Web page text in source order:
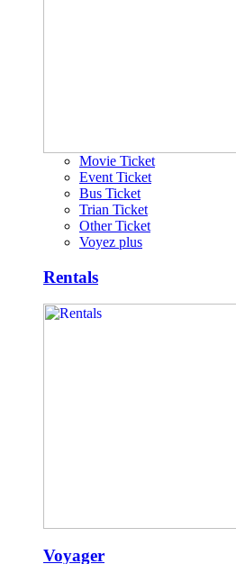
Movie Ticket
Event Ticket
Bus Ticket
Trian Ticket
Other Ticket
Voyez plus
Rentals
Voyager